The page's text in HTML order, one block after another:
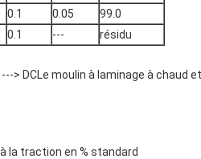
0.1 0.05
99.0
0.1 ---
résidu
DCLe moulin à laminage à chaud
la traction en % standard